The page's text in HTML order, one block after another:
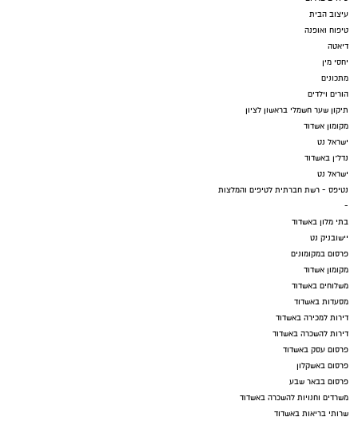
עיצוב הבית
טיפוח ואופנה
דיאטה
יחסי מין
מתכונים
הורים וילדים
תיקון שער חשמלי בראשון לציון
מקומון אשדוד
ישראל נט
נדל"ן באשדוד
ישראל נט
נטיפס - רשת חברתית לטיפים והמלצות
-
בתי מלון באשדוד
יישובניק נט
פרסום במקומונים
מקומון אשדוד
משלוחים באשדוד
מסעדות באשדוד
דירות למכירה באשדוד
דירות להשכרה באשדוד
פרסום עסק באשדוד
פרסום באשקלון
פרסום בבאר שבע
משרדים וחנויות להשכרה באשדוד
שרותי בריאות באשדוד